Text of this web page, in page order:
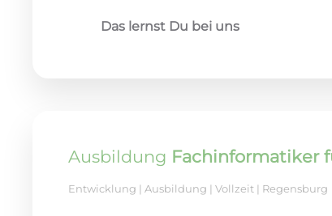
Das lernst Du bei uns
Ausbildung Fachinformatiker
Entwicklung | Ausbildung | Vollzeit | Regensburg